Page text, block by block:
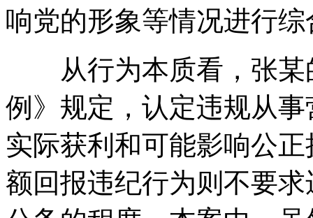
响党的形象等情况进行
从行为本质看，张某
例》规定，认定违规从
实际获利和可能影响公
额回报违纪行为则不要